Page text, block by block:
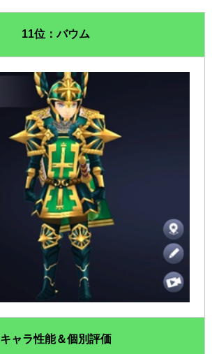
11位：バウム
キャラ性能＆個別評価